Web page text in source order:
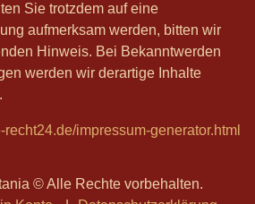
Sie trotzdem auf eine
aufmerksam werden, bitten wir
Hinweis. Bei Bekanntwerden
werden wir derartige Inhalte
recht24.de/impressum-generator.html
© Alle Rechte vorbehalten.